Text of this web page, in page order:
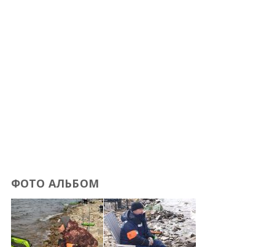
ФОТО АЛЬБОМ